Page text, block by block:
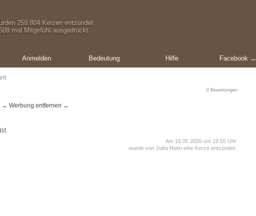
259.804 Kerzen entzündet
mal Mitgefühl ausgedrückt.
Anmelden Bedeutung Hilfe Facebook →
0 Bewertungen
→ Werbung entfernen ←
Am 16.05.2026 um 19:55 Uhr
wurde von Jutta Heim eine Kerze entzündet.